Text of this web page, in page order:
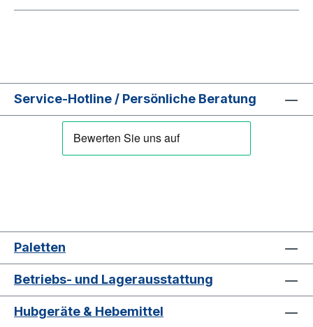
Service-Hotline / Persönliche Beratung
Paletten
Betriebs- und Lagerausstattung
Hubgeräte & Hebemittel